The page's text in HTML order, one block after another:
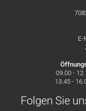
E-
09.00 -
13.45 -
Folgen Sie